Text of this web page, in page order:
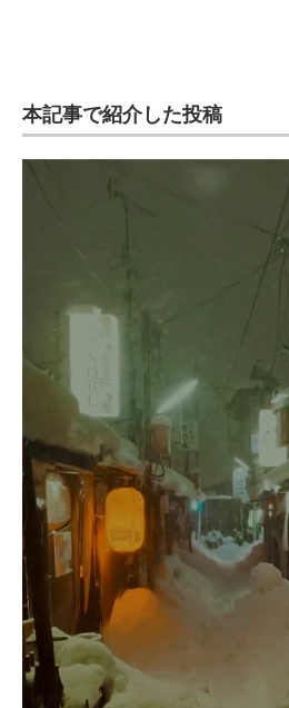
ITエンジニア向け専門サイト
モノづくり技術者専門サイト
電子設計の基本と応用
エネルギーの専門メディア
建設×テクノロジーの最前線
ちょっと気になるネットの話題
本記事で紹介した投稿